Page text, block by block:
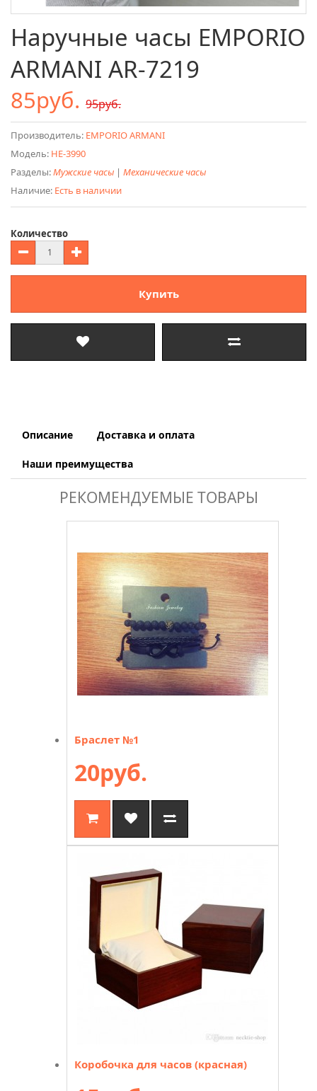
Наручные часы EMPORIO
ARMANI AR-7219
85руб. 95руб.
Производитель: EMPORIO ARMANI
Модель: НЕ-3990
Разделы:Мужские часы | Механические часы
Наличие: Есть в наличии
Количество
Купить
Описание Доставка и оплата
Наши преимущества
РЕКОМЕНДУЕМЫЕ ТОВАРЫ
Браслет №1
20руб.
Коробочка для часов (красная)